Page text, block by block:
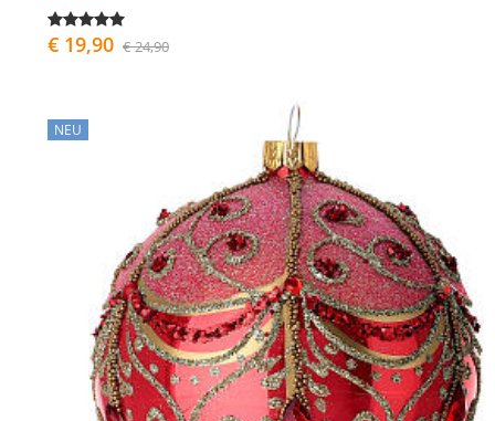
€ 19,90 € 24,90
NEU